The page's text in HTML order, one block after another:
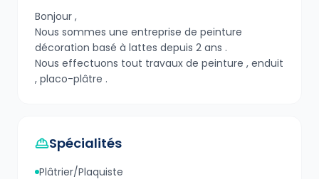
Bonjour ,
Nous sommes une entreprise de peinture
décoration basé à lattes depuis 2 ans .
Nous effectuons tout travaux de peinture , enduit
, placo-plâtre .
Spécialités
Plâtrier/Plaquiste